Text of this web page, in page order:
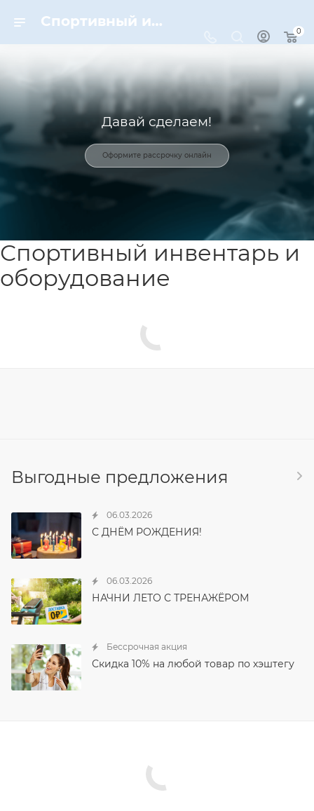
Спортивный инвентарь и оборудование для спорта в Москве | Dynamic-Sport
0
Давай сделаем!
Оформите рассрочку онлайн
Спортивный инвентарь и
оборудование
Выгодные предложения
06.03.2026
С ДНЁМ РОЖДЕНИЯ!
06.03.2026
НАЧНИ ЛЕТО С ТРЕНАЖЁРОМ
Бессрочная акция
Скидка 10% на любой товар по хэштегу